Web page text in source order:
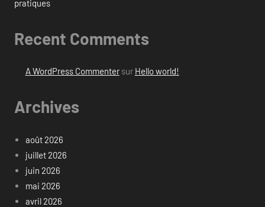
pratiques
Recent Comments
A WordPress Commentersur Hello world!
Archives
août 2026
juillet 2026
juin 2026
mai 2026
avril 2026